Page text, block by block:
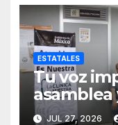
ESTATALES
Tu voz
clínica del
JUL 27, 2026